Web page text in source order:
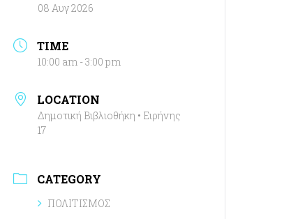
08 Αυγ 2026
TIME
10:00 am - 3:00 pm
LOCATION
Δημοτική Βιβλιοθήκη • Ειρήνης
17
CATEGORY
ΠΟΛΙΤΙΣΜΟΣ